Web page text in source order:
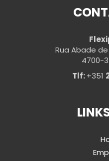
Rua Abade de
4700-
Tlf:+351